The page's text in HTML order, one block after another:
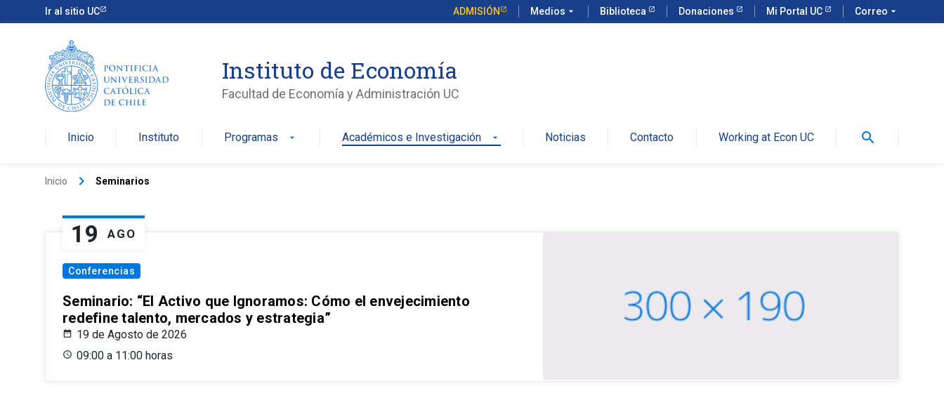
Ir al sitio UC ADMISIÓN Medios arrow_drop_down Biblioteca Donaciones Mi Portal UC Correo arrow_drop_down
Instituto de Economía
Facultad de Economía y Administración UC
Inicio Instituto Programas arrow_drop_down Académicos e Investigación arrow_drop_down Noticias Contacto Working at Econ UC search
Inicio keyboard_arrow_right Seminarios
19 AGO
Conferencias
Seminario: “El Activo que Ignoramos: Cómo el envejecimiento
redefine talento, mercados y estrategia”
19 de Agosto de 2026
09:00 a 11:00 horas